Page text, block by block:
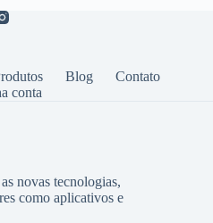
Blog
Contato
conta
novas tecnologias,
como aplicativos e